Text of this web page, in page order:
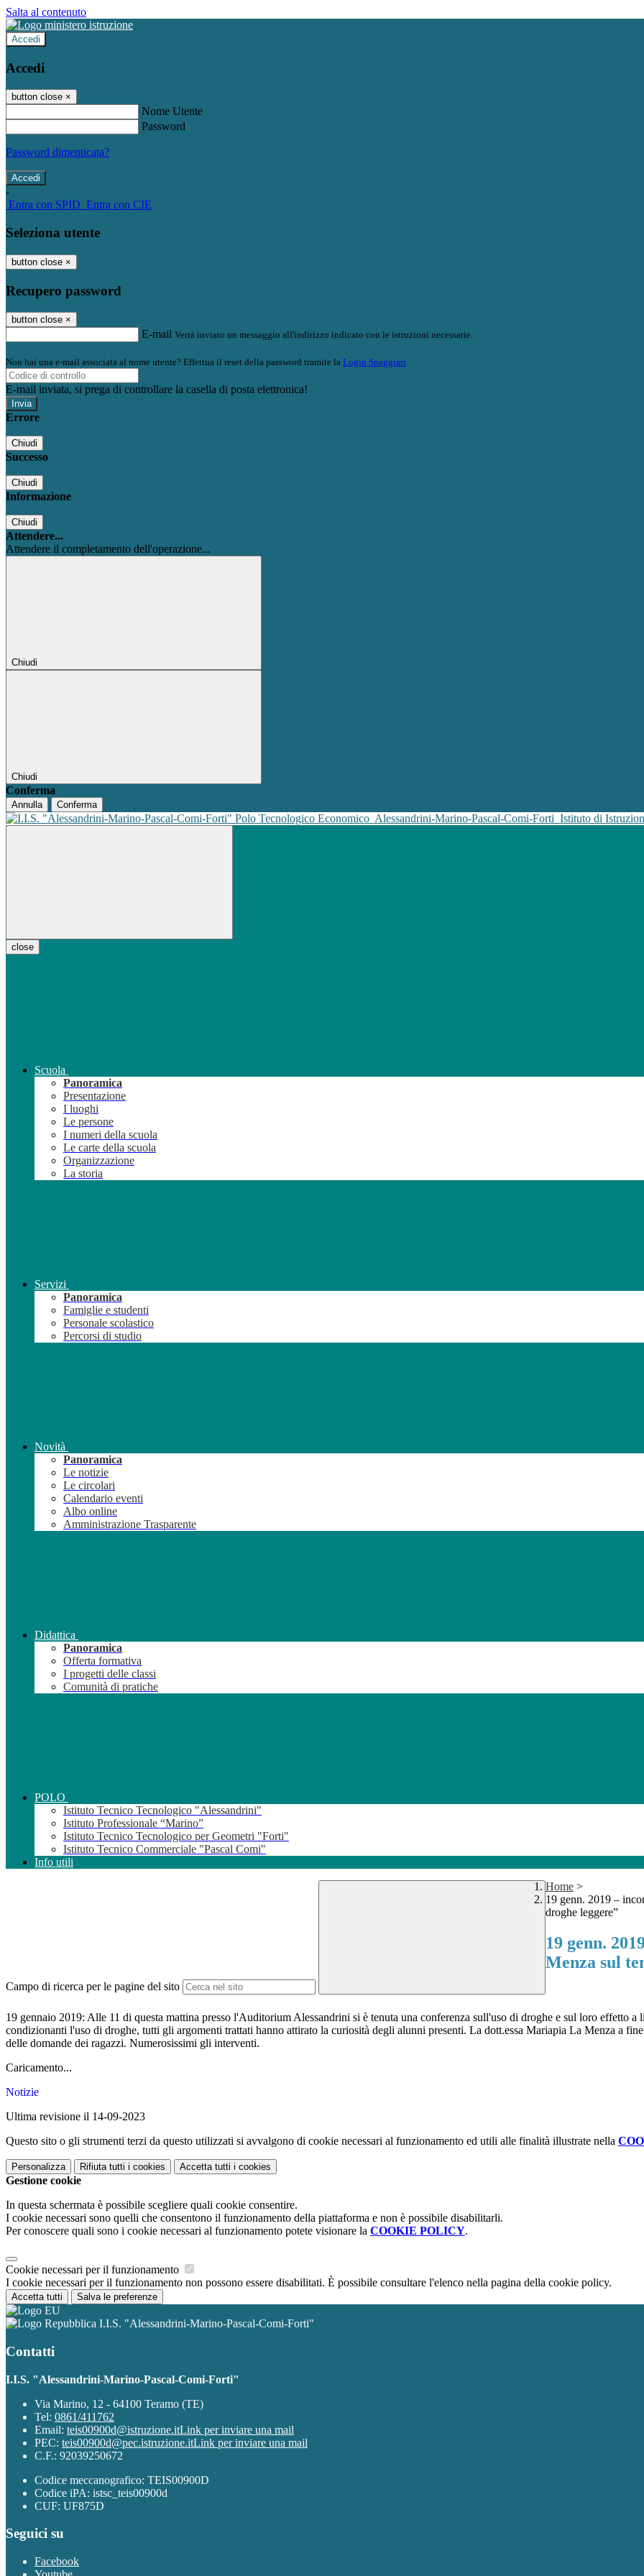
Salta al contenuto
Accedi
Accedi
button close ×
Nome Utente
Password
Password dimenticata?
-
Entra con SPID Entra con CIE
Seleziona utente
button close ×
Recupero password
button close ×
E-mail Verrà inviato un messaggio all'indirizzo indicato con le istruzioni necessarie.
Non hai una e-mail associata al nome utente? Effettua il reset della password tramite la Login Spaggiari
E-mail inviata, si prega di controllare la casella di posta elettronica!
Errore
Chiudi
Successo
Chiudi
Informazione
Chiudi
Attendere...
Attendere il completamento dell'operazione...
Chiudi
Chiudi
Conferma
Annulla Conferma
Polo Tecnologico Economico Alessandrini-Marino-Pascal-Comi-Forti Istituto di
close
Scuola
Panoramica
Presentazione
I luoghi
Le persone
I numeri della scuola
Le carte della scuola
Organizzazione
La storia
Servizi
Panoramica
Famiglie e studenti
Personale scolastico
Percorsi di studio
Novità
Panoramica
Le notizie
Le circolari
Calendario eventi
Albo online
Amministrazione Trasparente
Didattica
Panoramica
Offerta formativa
I progetti delle classi
Comunità di pratiche
POLO
Istituto Tecnico Tecnologico "Alessandrini"
Istituto Professionale “Marino”
Istituto Tecnico Tecnologico per Geometri "Forti"
Istituto Tecnico Commerciale "Pascal Comi"
Info utili
Campo di ricerca per le pagine del sito
Home >
19 genn. 2019 –
droghe leggere”
19 genn.
Menza sul
19 gennaio 2019: Alle 11 di questa mattina presso l'Auditorium Alessandrini si è tenuta una conferenza sull'uso di droghe e sul loro effetto
condizionanti l'uso di droghe, tutti gli argomenti trattati hanno attirato la curiosità degli alunni presenti. La dott.essa Mariapia La Menza a
delle domande dei ragazzi. Numerosissimi gli interventi.
Caricamento...
Notizie
Ultima revisione il 14-09-2023
Questo sito o gli strumenti terzi da questo utilizzati si avvalgono di cookie necessari al funzionamento ed utili alle finalità illustrate nella
Personalizza Rifiuta tutti i cookies Accetta tutti i cookies
Gestione cookie
In questa schermata è possibile scegliere quali cookie consentire.
I cookie necessari sono quelli che consentono il funzionamento della piattaforma e non è possibile disabilitarli.
Per conoscere quali sono i cookie necessari al funzionamento potete visionare la COOKIE POLICY.
Cookie necessari per il funzionamento
I cookie necessari per il funzionamento non possono essere disabilitati. È possibile consultare l'elenco nella pagina della cookie policy.
Accetta tutti Salva le preferenze
I.I.S. "Alessandrini-Marino-Pascal-Comi-Forti"
Contatti
I.I.S. "Alessandrini-Marino-Pascal-Comi-Forti"
Via Marino, 12 - 64100 Teramo (TE)
Tel: 0861/411762
Email: teis00900d@istruzione.itLink per inviare una mail
PEC: teis00900d@pec.istruzione.itLink per inviare una mail
C.F.: 92039250672
Codice meccanografico: TEIS00900D
Codice iPA: istsc_teis00900d
CUF: UF875D
Seguici su
Facebook